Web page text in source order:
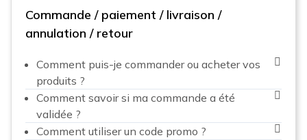
Commande / paiement / livraison /
annulation / retour
Comment puis-je commander ou acheter vos
produits ?
Comment savoir si ma commande a été
validée ?
Comment utiliser un code promo ?